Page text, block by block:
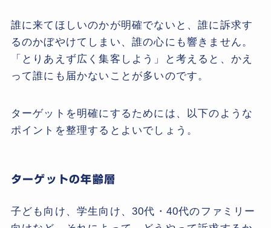
誰に来てほしいのかが明確でないと、誰に訴求す
るのかぼやけてしまい、誰の心にも響きません。
「とりあえず広く集客しよう」と考えると、かえ
って誰にも届かないことが多いのです。
ターゲットを明確にするためには、以下のような
ポイントを整理するとよいでしょう。
ターゲットの年齢層
子ども向け、学生向け、30代・40代のファミリー